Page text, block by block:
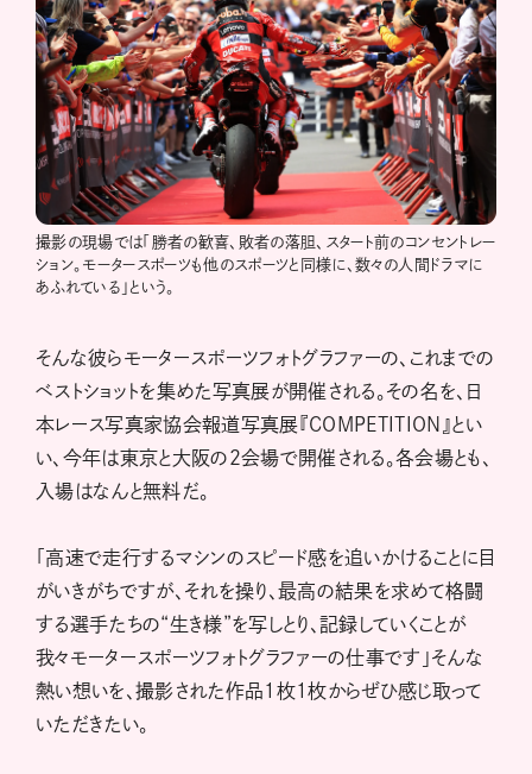
撮影の現場では「勝者の歓喜、敗者の落胆、スタート前のコンセントレー
ション。モータースポーツも他のスポーツと同様に、数々の人間ドラマに
あふれている」という。
そんな彼らモータースポーツフォトグラファーの、これまでの
ベストショットを集めた写真展が開催される。その名を、日
本レース写真家協会報道写真展『COMPETITION』とい
い、今年は東京と大阪の２会場で開催される。各会場とも、
入場はなんと無料だ。
「高速で走行するマシンのスピード感を追いかけることに目
がいきがちですが、それを操り、最高の結果を求めて格闘
する選手たちの“生き様”を写しとり、記録していくことが
我々モータースポーツフォトグラファーの仕事です」そんな
熱い想いを、撮影された作品１枚１枚からぜひ感じ取って
いただきたい。